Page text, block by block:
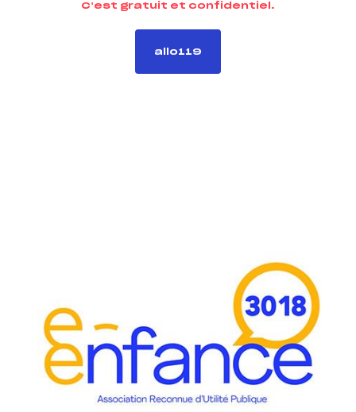
C’est gratuit et confidentiel.
allo119